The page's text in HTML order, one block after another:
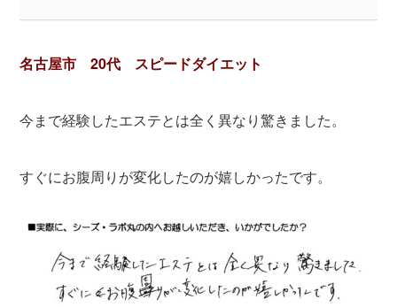
名古屋市 20代 スピードダイエット
今まで経験したエステとは全く異なり驚きました。
すぐにお腹周りが変化したのが嬉しかったです。